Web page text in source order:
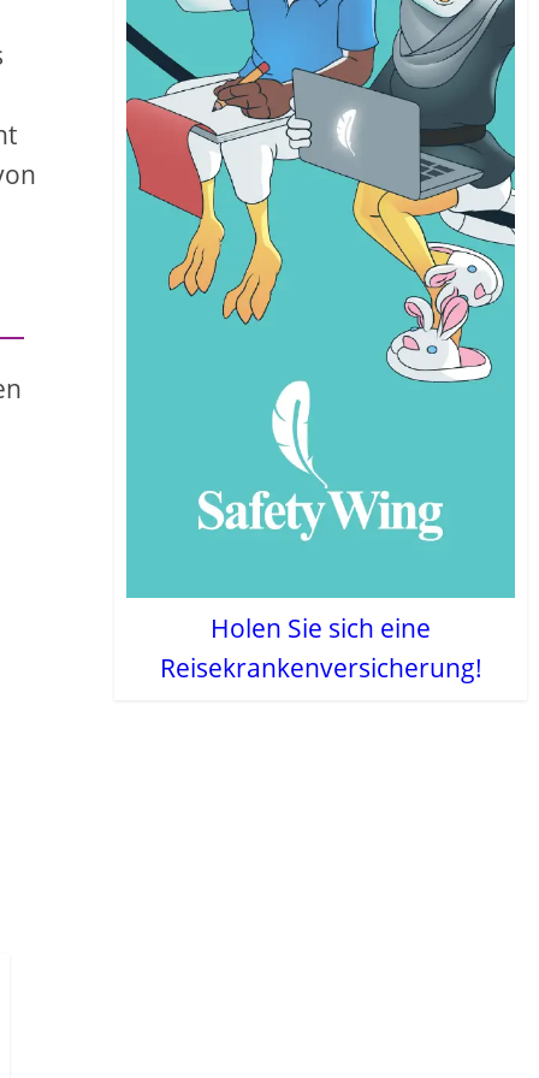
Holen Sie sich eine
Reisekrankenversicherung!